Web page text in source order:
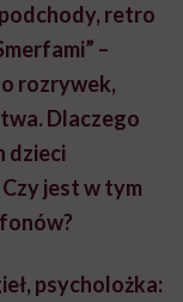
retro
–
rozrywek,
Dlaczego
dzieci
jest w tym
psycholożka: